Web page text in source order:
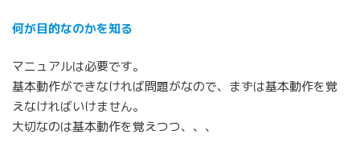
何が目的なのかを知る
マニュアルは必要です。
基本動作ができなければ問題がなので、まずは基本動作を覚
えなければいけません。
大切なのは基本動作を覚えつつ、、、